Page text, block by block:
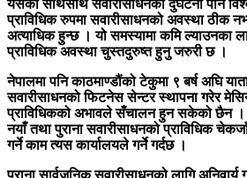
यसको साथसाथै सवारीसाधनको दुर्घटना पनि
प्राविधिक रुपमा सवारीसाधनको अवस्था ठीक
अत्याधिक हुन्छ । यो समस्यामा कमि ल्याउनका
प्राविधिक अवस्था चुस्तदुरुष्त हुनु जरुरी छ ।
नेपालमा पनि काठमाण्डौंको टेकुमा ९ बर्ष अघि
सवारीसाधनको फिटनेस सेन्टर स्थापना गरेर
प्राविधिकको अभावले सँचालन हुन सकेको छैन ।
नयाँ तथा पुराना सवारीसाधनको प्राविधिक
गर्ने काम त्यस कार्यालयले गर्ने गर्दछ ।